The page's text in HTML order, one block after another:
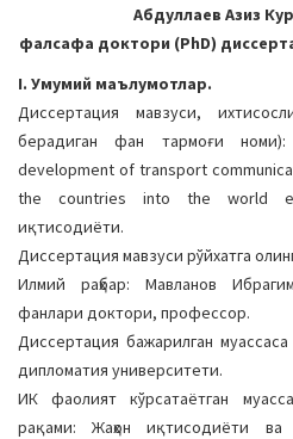
v
g
a
t
n
Абдуллаев Азиз
фалсафа доктори (PhD)
I. Умумий маълумотлар.
Диссертация мавзуси,
берадиган фан тармоғи
development of transport
the countries into the world
иқтисодиёти.
Диссертация мавзуси рўйхатга
Илмий раҳбар: Мавланов
фанлари доктори, профессор.
Диссертация бажарилган
дипломатия университети.
ИК фаолият кўрсатаётган
рақами: Жаҳон иқтисодиёти ва